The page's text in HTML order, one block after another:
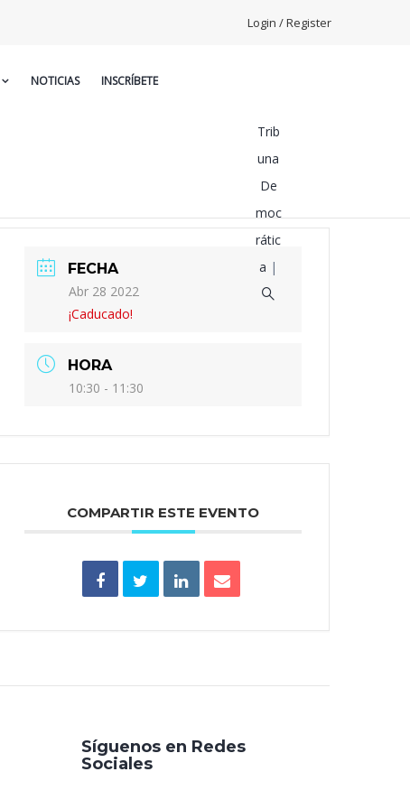
Login / Register
NOTICIAS INSCRÍBETE
Trib
una
De
moc
rátic
a |
FECHA
Abr 28 2022
¡Caducado!
HORA
10:30 - 11:30
COMPARTIR ESTE EVENTO
Síguenos en Redes
Sociales